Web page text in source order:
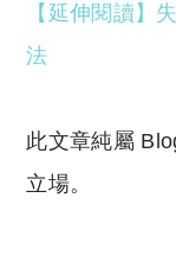
【延伸閱讀】
法
此文章純屬
立場。